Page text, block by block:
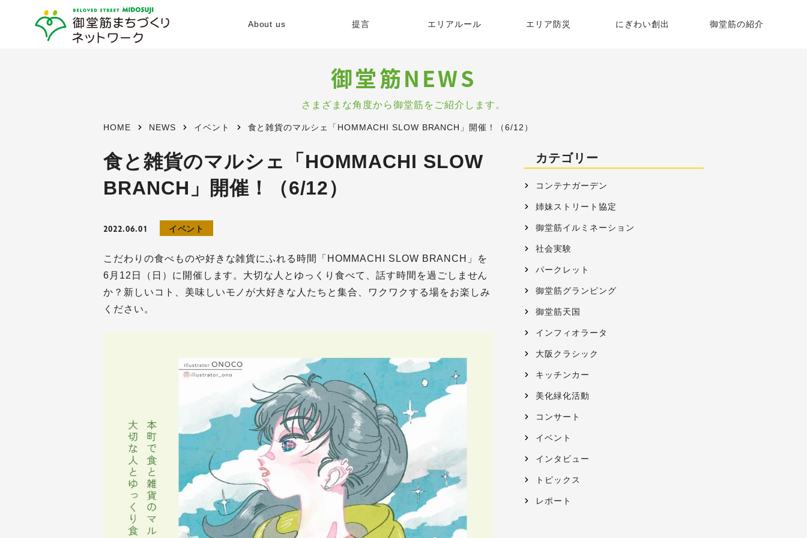
About us
会員資格
活動エリア
提言 エリアルール エリア防災 にぎわい創出 御堂筋の紹介
御堂筋NEWS
さまざまな角度から御堂筋をご紹介します。
HOME NEWS イベント 食と雑貨のマルシェ「HOMMACHI SLOW BRANCH」開催！（6/12）
食と雑貨のマルシェ「HOMMACHI SLOW
BRANCH」開催！（6/12）
2022.06.01 イベント
こだわりの食べものや好きな雑貨にふれる時間「HOMMACHI SLOW BRANCH」を
6月12日（日）に開催します。大切な人とゆっくり食べて、話す時間を過ごしません
か？新しいコト、美味しいモノが大好きな人たちと集合、ワクワクする場をお楽しみ
ください。
カテゴリー
コンテナガーデン
姉妹ストリート協定
御堂筋イルミネーション
社会実験
パークレット
御堂筋グランピング
御堂筋天国
インフィオラータ
大阪クラシック
キッチンカー
美化緑化活動
コンサート
イベント
インタビュー
トピックス
レポート